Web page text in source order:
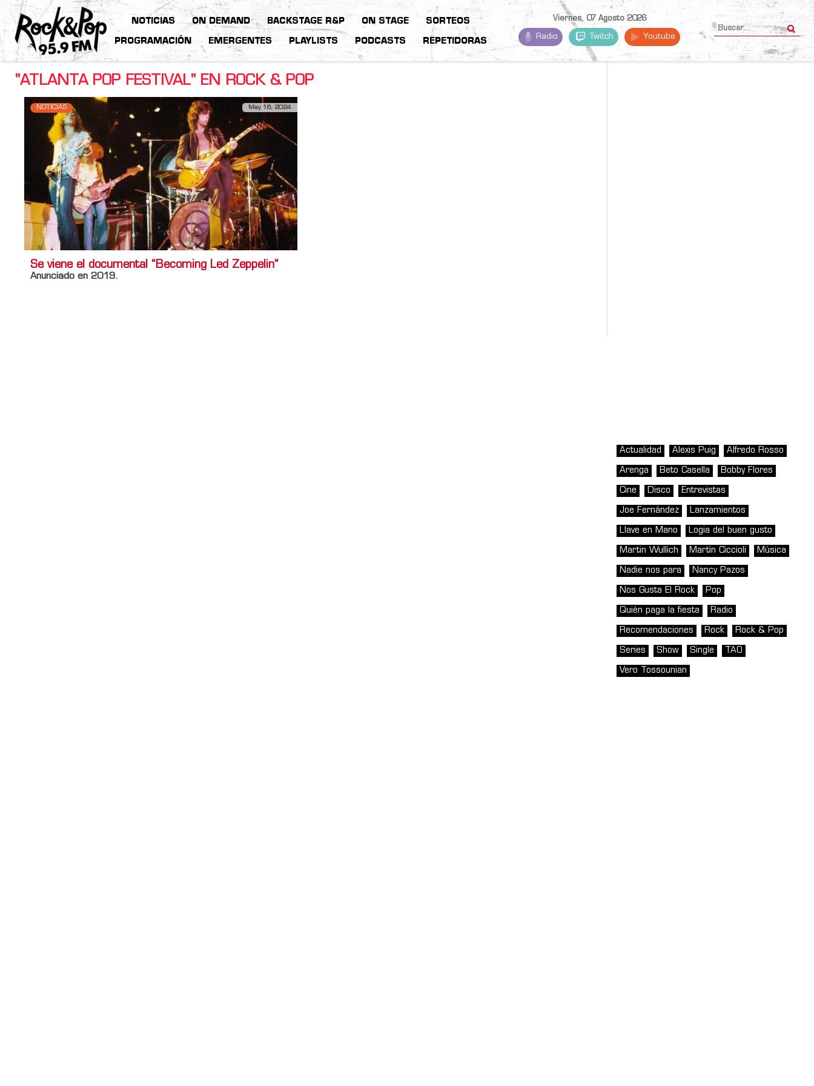
NOTICIAS ON DEMAND BACKSTAGE R&P ON STAGE SORTEOS
PROGRAMACIÓN EMERGENTES PLAYLISTS PODCASTS REPETIDORAS
Viernes, 07 Agosto 2026
Radio Twitch Youtube
"ATLANTA POP FESTIVAL" EN ROCK & POP
NOTICIAS May 16, 2024
Se viene el documental “Becoming Led Zeppelin”
Anunciado en 2019.
Actualidad Alexis Puig Alfredo Rosso
Arenga Beto Casella Bobby Flores
Cine Disco Entrevistas
Joe Fernández Lanzamientos
Llave en Mano Logia del buen gusto
Martin Wullich Martín Ciccioli Música
Nadie nos para Nancy Pazos
Nos Gusta El Rock Pop
Quién paga la fiesta Radio
Recomendaciones Rock Rock & Pop
Series Show Single TAO
Vero Tossounian